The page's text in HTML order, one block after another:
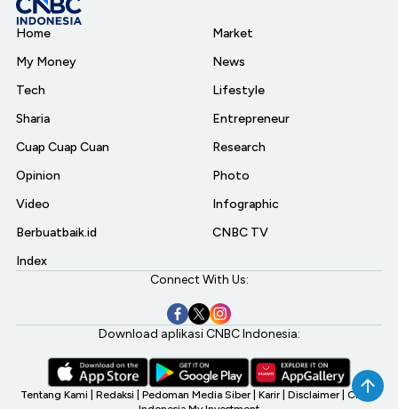
Home
My Money
Tech
Sharia
Cuap Cuap Cuan
Opinion
Video
Berbuatbaik.id
Index
Market
News
Lifestyle
Entrepreneur
Research
Photo
Infographic
CNBC TV
Connect With Us:
Download aplikasi CNBC Indonesia:
Tentang Kami Redaksi Pedoman Media Siber Karir Disclaimer CNBC